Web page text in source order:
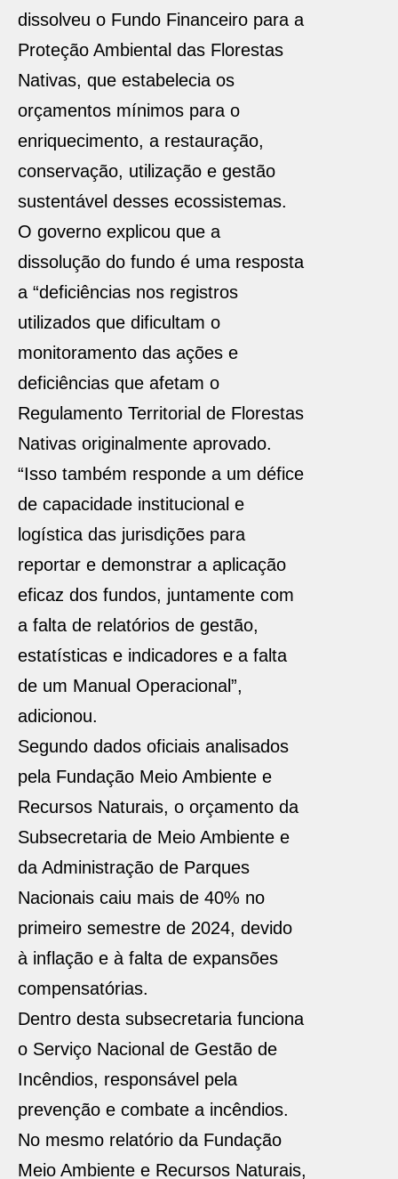
dissolveu o Fundo Financeiro para a
Proteção Ambiental das Florestas
Nativas, que estabelecia os
orçamentos mínimos para o
enriquecimento, a restauração,
conservação, utilização e gestão
sustentável desses ecossistemas.
O governo explicou que a
dissolução do fundo é uma resposta
a “deficiências nos registros
utilizados que dificultam o
monitoramento das ações e
deficiências que afetam o
Regulamento Territorial de Florestas
Nativas originalmente aprovado.
“Isso também responde a um défice
de capacidade institucional e
logística das jurisdições para
reportar e demonstrar a aplicação
eficaz dos fundos, juntamente com
a falta de relatórios de gestão,
estatísticas e indicadores e a falta
de um Manual Operacional”,
adicionou.
Segundo dados oficiais analisados ​​
pela Fundação Meio Ambiente e
Recursos Naturais, o orçamento da
Subsecretaria de Meio Ambiente e
da Administração de Parques
Nacionais caiu mais de 40% no
primeiro semestre de 2024, devido
à inflação e à falta de expansões
compensatórias.
Dentro desta subsecretaria funciona
o Serviço Nacional de Gestão de
Incêndios, responsável pela
prevenção e combate a incêndios.
No mesmo relatório da Fundação
Meio Ambiente e Recursos Naturais,